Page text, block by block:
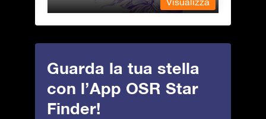
Guarda la tua stella
con l’App OSR Star
Finder!